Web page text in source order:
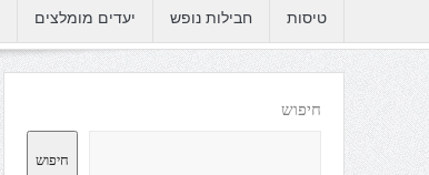
טיסות חבילות נופש יעדים מומלצים
חיפוש
חיפוש